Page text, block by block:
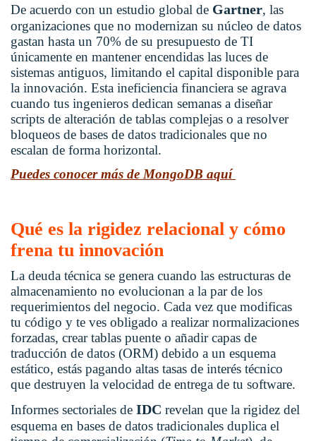
De acuerdo con un estudio global de Gartner, las
organizaciones que no modernizan su núcleo de datos
gastan hasta un 70% de su presupuesto de TI
únicamente en mantener encendidas las luces de
sistemas antiguos, limitando el capital disponible para
la innovación. Esta ineficiencia financiera se agrava
cuando tus ingenieros dedican semanas a diseñar
scripts de alteración de tablas complejas o a resolver
bloqueos de bases de datos tradicionales que no
escalan de forma horizontal.
Puedes conocer más de MongoDB aquí
Qué es la rigidez relacional y cómo
frena tu innovación
La deuda técnica se genera cuando las estructuras de
almacenamiento no evolucionan a la par de los
requerimientos del negocio. Cada vez que modificas
tu código y te ves obligado a realizar normalizaciones
forzadas, crear tablas puente o añadir capas de
traducción de datos (ORM) debido a un esquema
estático, estás pagando altas tasas de interés técnico
que destruyen la velocidad de entrega de tu software.
Informes sectoriales de IDC revelan que la rigidez del
esquema en bases de datos tradicionales duplica el